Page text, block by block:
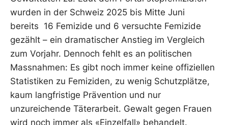
wurden in der Schweiz 2025 bis Mitte Juni
bereits 16 Femizide und 6 versuchte Femizide
gezählt – ein dramatischer Anstieg im Vergleich
zum Vorjahr. Dennoch fehlt es an politischen
Massnahmen: Es gibt noch immer keine offiziellen
Statistiken zu Femiziden, zu wenig Schutzplätze,
kaum langfristige Prävention und nur
unzureichende Täterarbeit. Gewalt gegen Frauen
wird noch immer als «Einzelfall» behandelt.